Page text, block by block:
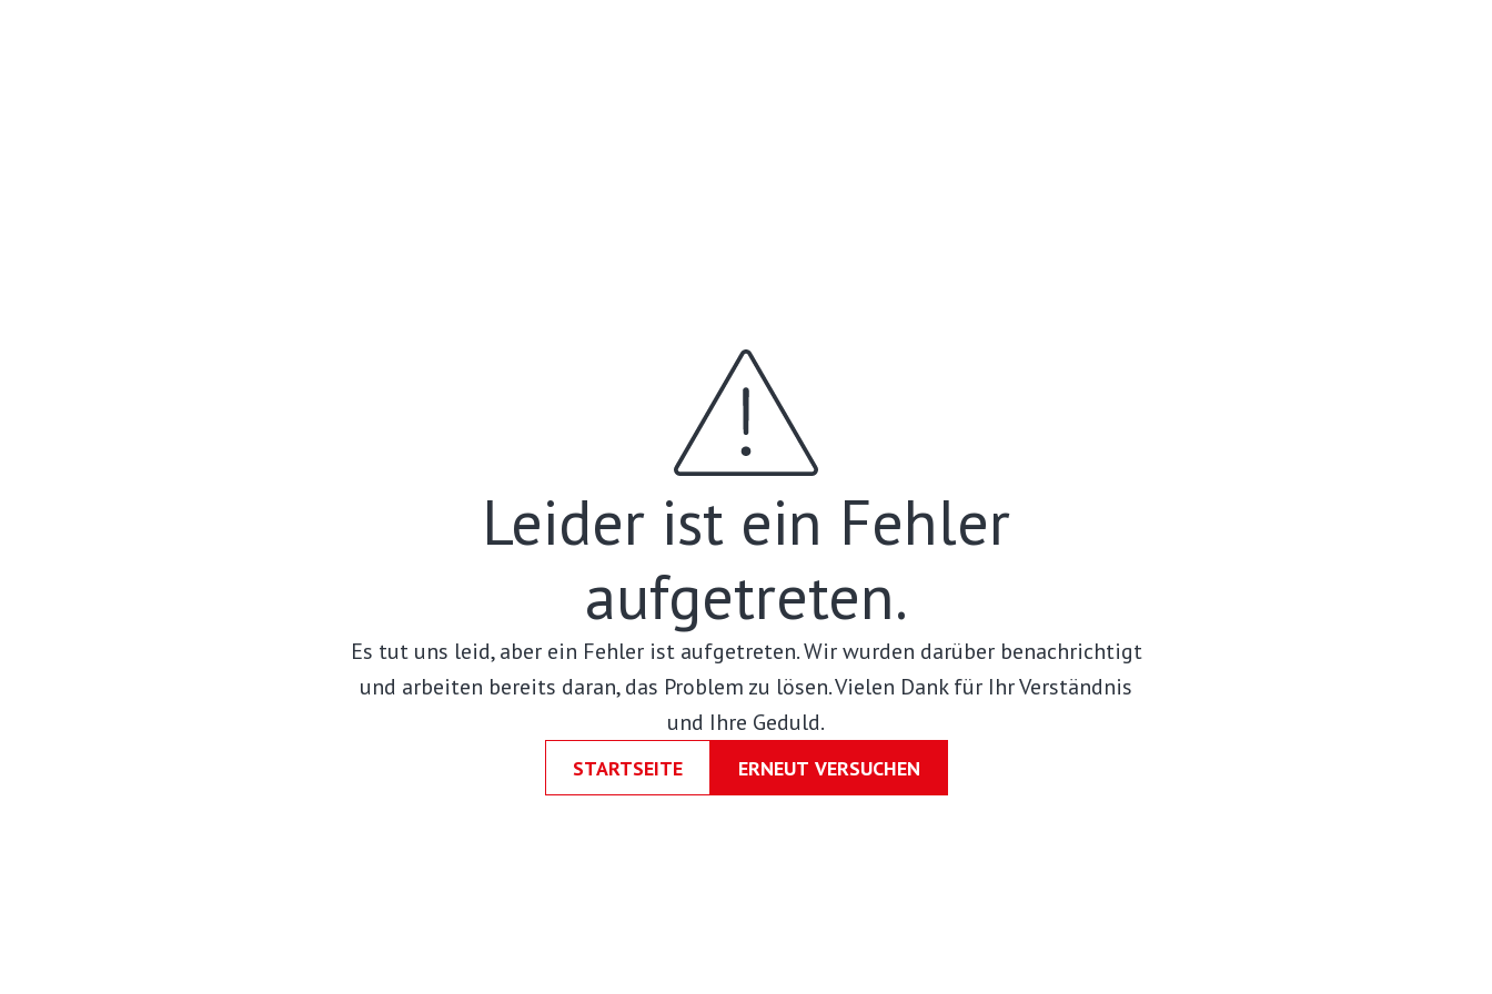
Leider ist ein Fehler
aufgetreten.
Es tut uns leid, aber ein Fehler ist aufgetreten. Wir wurden darüber benachrichtigt
und arbeiten bereits daran, das Problem zu lösen. Vielen Dank für Ihr Verständnis
und Ihre Geduld.
STARTSEITE ERNEUT VERSUCHEN